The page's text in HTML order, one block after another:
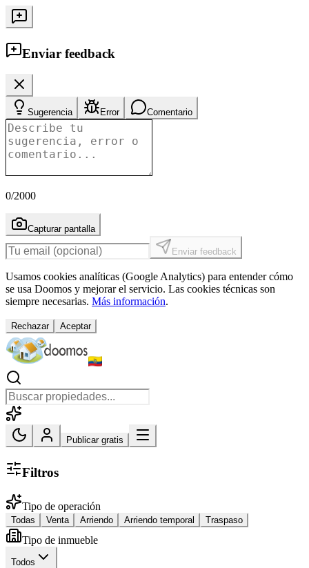
Enviar feedback
Sugerencia Error Comentario
0/2000
Capturar pantalla
Enviar feedback
Usamos cookies analíticas (Google Analytics) para entender cómo
se usa Doomos y mejorar el servicio. Las cookies técnicas son
siempre necesarias. Más información.
Rechazar Aceptar
Publicar gratis
Filtros
Tipo de operación
Todas Venta Arriendo Arriendo temporal Traspaso
Tipo de inmueble
Todos